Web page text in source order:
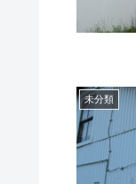
未分類